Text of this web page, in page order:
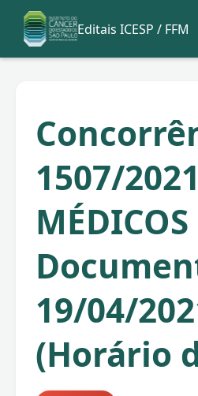
Editais ICESP / FFM
1507/
19/04/
(Horário